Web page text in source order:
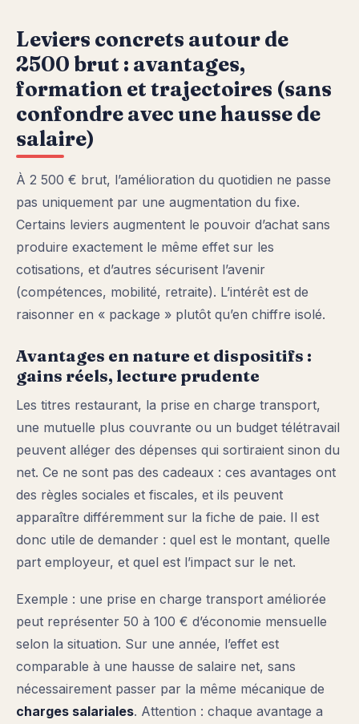
Leviers concrets autour de
2500 brut : avantages,
formation et trajectoires (sans
confondre avec une hausse de
salaire)
À 2 500 € brut, l’amélioration du quotidien ne passe
pas uniquement par une augmentation du fixe.
Certains leviers augmentent le pouvoir d’achat sans
produire exactement le même effet sur les
cotisations, et d’autres sécurisent l’avenir
(compétences, mobilité, retraite). L’intérêt est de
raisonner en « package » plutôt qu’en chiffre isolé.
Avantages en nature et dispositifs :
gains réels, lecture prudente
Les titres restaurant, la prise en charge transport,
une mutuelle plus couvrante ou un budget télétravail
peuvent alléger des dépenses qui sortiraient sinon du
net. Ce ne sont pas des cadeaux : ces avantages ont
des règles sociales et fiscales, et ils peuvent
apparaître différemment sur la fiche de paie. Il est
donc utile de demander : quel est le montant, quelle
part employeur, et quel est l’impact sur le net.
Exemple : une prise en charge transport améliorée
peut représenter 50 à 100 € d’économie mensuelle
selon la situation. Sur une année, l’effet est
comparable à une hausse de salaire net, sans
nécessairement passer par la même mécanique de
charges salariales. Attention : chaque avantage a